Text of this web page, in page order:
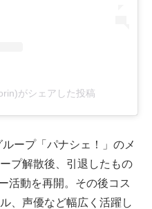
がシェアした投稿
ープ「パナシェ！」のメ
プ解散後、引退したもの
活動を再開。その後コス
、声優など幅広く活躍し